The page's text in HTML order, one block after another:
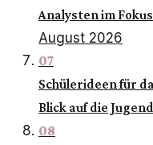
Analysten im
August 2026
07
Schülerideen für
Blick auf die
08